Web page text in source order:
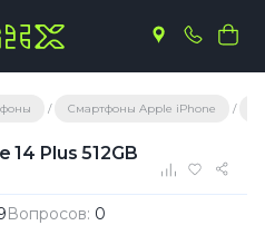
Смартфоны Apple iPhone
Plus 512GB
Вопросов: 0